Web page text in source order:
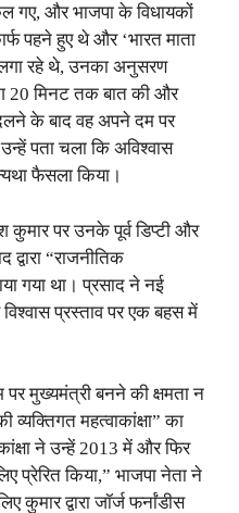
गए, और भाजपा के विधायकों
पहने हुए थे और ‘भारत माता
रहे थे, उनका अनुसरण
20 मिनट तक बात की और
के बाद वह अपने दम पर
पता चला कि अविश्वास
फैसला किया।
कुमार पर उनके पूर्व डिप्टी और
द्वारा “राजनीतिक
गया था। प्रसाद ने नई
विश्वास प्रस्ताव पर एक बहस में
मुख्यमंत्री बनने की क्षमता न
महत्वाकांक्षा” का
ने उन्हें 2013 में और फिर
प्रेरित किया,” भाजपा नेता ने
द्वारा जॉर्ज फर्नांडीस